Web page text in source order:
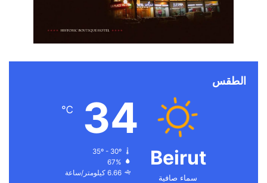
الطقس
Beirut
سماء صافية
34
℃
35º - 30º
67%
6.66 كيلومتر/ساعة